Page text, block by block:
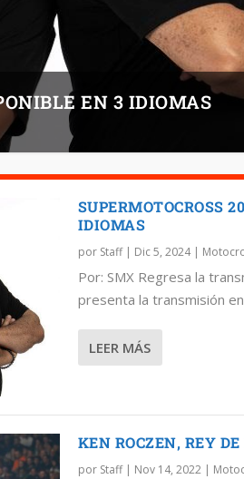
EN 3 IDIOMAS
SUPERMOTOCROSS
IDIOMAS
por Staff| Dic 5, 2024|
Por: SMX Regresa la
presenta la transmisión
LEER MÁS
KEN ROCZEN, REY DE
por Staff| Nov 14, 2022|